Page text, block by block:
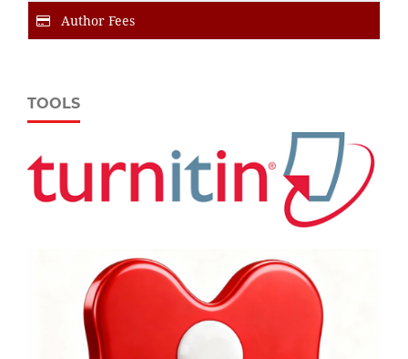
Author Fees
TOOLS